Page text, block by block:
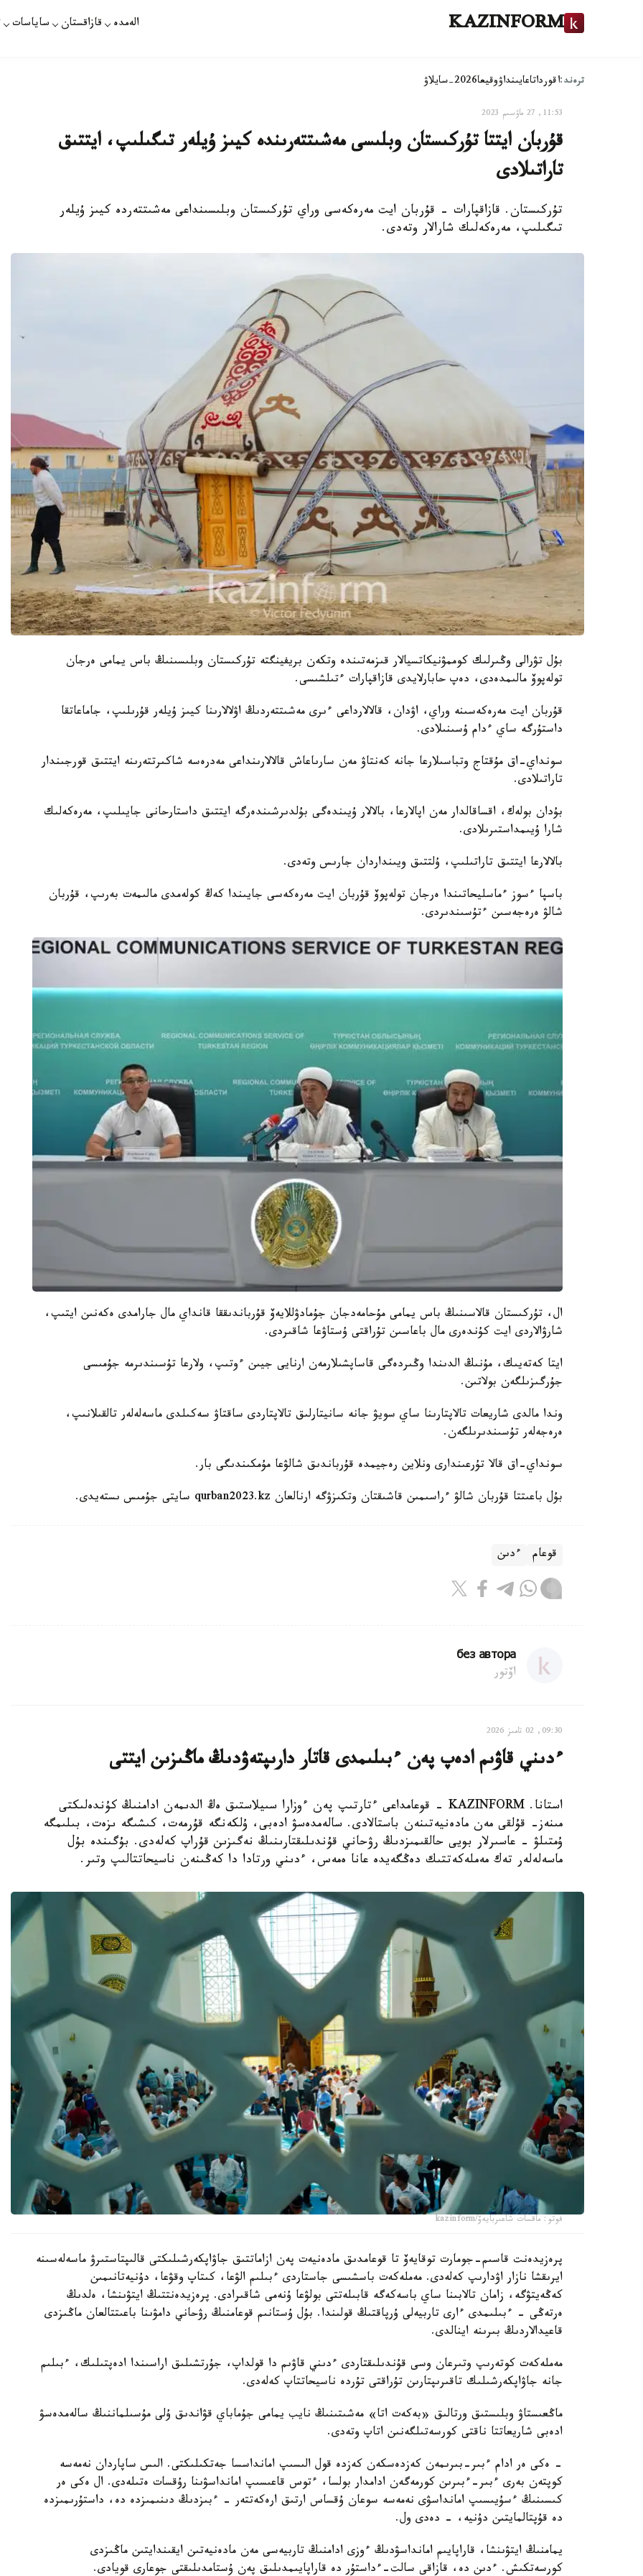
KAZINFORM الەمدە قازاقستان ساياسات
ترەند:اقورداتاعايىنداۋوقيعا2026-سايلاۋ
11:53, 27 ماۋسىم 2023
قۇربان ايتتا تۇركىستان وبلىسى مەشىتتەرىندە كيىز ۇيلەر تىگىلىپ، ايتتىق
تاراتىلادى
تۇركىستان. قازاقپارات - قۇربان ايت مەرەكەسى وراي تۇركىستان وبلىسىنداعى مەشىتتەردە كيىز ۇيلەر
تىگىلىپ، مەرەكەلىك شارالار وتەدى.
بۇل تۋرالى وڭىرلىك كوممۋنيكاتسيالار قىزمەتىندە وتكەن بريفينگتە تۇركىستان وبلىسىنىڭ باس يمامى ەرجان
تولەپوۆ مالىمدەدى، دەپ حابارلايدى قازاقپارات ءتىلشىسى.
قۇربان ايت مەرەكەسىنە وراي، اۋدان، قالالارداعى ءىرى مەشىتتەردىڭ اۋلالارىنا كيىز ۇيلەر قۇرىلىپ، جاماعاتقا
داستۇرگە ساي ءدام ۇسىنىلادى.
سونداي-اق مۇقتاج وتباسىلارعا جانە كەنتاۋ مەن سارىاعاش قالالارىنداعى مەدرەسە شاكىرتتەرىنە ايتتىق قورجىندار
تاراتىلادى.
بۇدان بولەك، اقساقالدار مەن اپالارعا، بالالار ۇيىندەگى بۇلدىرشىندەرگە ايتتىق داستارحانى جايىلىپ، مەرەكەلىك
شارا ۇيىمداستىرىلادى.
بالالارعا ايتتىق تاراتىلىپ، ۇلتتىق ويىنداردان جارىس وتەدى.
باسپا ءسوز ءماسليحاتىندا ەرجان تولەپوۆ قۇربان ايت مەرەكەسى جايىندا كەڭ كولەمدى مالىمەت بەرىپ، قۇربان
شالۋ ەرەجەسىن ءتۇسىندىردى.
ال، تۇركىستان قالاسىنىڭ باس يمامى مۇحامەدجان جۇمادۋللايەۆ قۇرباندىققا قانداي مال جارامدى ەكەنىن ايتىپ،
شارۋالاردى ايت كۇندەرى مال باعاسىن تۇراقتى ۇستاۋعا شاقىردى.
ايتا كەتەيىك، مۇنىڭ الدىندا وڭىردەگى قاساپشىلارمەن ارنايى جيىن ءوتىپ، ولارعا تۇسىندىرمە جۇمىسى
جۇرگىزىلگەن بولاتىن.
وندا مالدى شاريعات تالاپتارىنا ساي سويۋ جانە سانيتارلىق تالاپتاردى ساقتاۋ سەكىلدى ماسەلەلەر تالقىلانىپ،
ەرەجەلەر تۇسىندىرىلگەن.
سونداي-اق قالا تۇرعىندارى ونلاين رەجيمدە قۇرباندىق شالۋعا مۇمكىندىگى بار.
بۇل باعىتتا قۇربان شالۋ ءراسىمىن قاشىقتان وتكىزۋگە ارنالعان qurban2023.kz سايتى جۇمىس ىستەيدى.
قوعام ءدىن
без автора
اۆتور
09:30, 02 تامىز 2026
ءدىني قاۋىم ادەپ پەن ءبىلىمدى قاتار دارىپتەۋدىڭ ماڭىزىن ايتتى
استانا. KAZINFORM - قوعامداعى ءتارتىپ پەن ءوزارا سىيلاستىق ەڭ الدىمەن ادامنىڭ كۇندەلىكتى
مىنەز- قۇلقى مەن مادەنيەتىنەن باستالادى. سالەمدەسۋ ادەبى، ۇلكەنگە قۇرمەت، كىشىگە ىزەت، بىلىمگە
ۇمتىلۋ - عاسىرلار بويى حالقىمىزدىڭ رۋحاني قۇندىلىقتارىنىڭ نەگىزىن قۇراپ كەلەدى. بۇگىندە بۇل
ماسەلەلەر تەك مەملەكەتتىك دەڭگەيدە عانا ەمەس، ءدىني ورتادا دا كەڭىنەن ناسيحاتتالىپ وتىر.
فوتو: ماقسات شاعىربايەۆ/kazinform
پرەزيدەنت قاسىم-جومارت توقايەۆ تا قوعامدىق مادەنيەت پەن ازاماتتىق جاۋاپكەرشىلىكتى قالىپتاستىرۋ ماسەلەسىنە
ايرىقشا نازار اۋدارىپ كەلەدى. مەملەكەت باسشىسى جاستاردى ءبىلىم الۋعا، كىتاپ وقۋعا، دۇنيەتانىمىن
كەڭەيتۋگە، زامان تالابىنا ساي باسەكەگە قابىلەتتى بولۋعا ۇنەمى شاقىرادى. پرەزيدەنتتىڭ ايتۋىنشا، ەلدىڭ
ەرتەڭى - ءبىلىمدى ءارى تاربيەلى ۇرپاقتىڭ قولىندا. بۇل ۇستانىم قوعامنىڭ رۋحاني دامۋىنا باعىتتالعان ماڭىزدى
قاعيدالاردىڭ بىرىنە اينالدى.
مەملەكەت كوتەرىپ وتىرعان وسى قۇندىلىقتاردى ءدىني قاۋىم دا قولداپ، جۇرتشىلىق اراسىندا ادەپتىلىك، ءبىلىم
جانە جاۋاپكەرشىلىك تاقىرىپتارىن تۇراقتى تۇردە ناسيحاتتاپ كەلەدى.
ماڭعىستاۋ وبلىستىق ورتالىق «بەكەت اتا» مەشىتىنىڭ نايب يمامى جۇماباي قۋاندىق ۇلى مۇسىلماننىڭ سالەمدەسۋ
ادەبى شاريعاتتا ناقتى كورسەتىلگەنىن اتاپ وتەدى.
- ەكى ەر ادام ءبىر-بىرىمەن كەزدەسكەن كەزدە قول الىسىپ امانداسسا جەتكىلىكتى. الىس ساپاردان نەمەسە
كوپتەن بەرى ءبىر-ءبىرىن كورمەگەن ادامدار بولسا، ءتوس قاعىسىپ امانداسۋىنا رۇقسات ەتىلەدى. ال ەكى ەر
كىسىنىڭ ءسۇيىسىپ امانداسۋى نەمەسە سوعان ۇقساس ارتىق ارەكەتتەر - ءبىزدىڭ دىنىمىزدە دە، داستۇرىمىزدە
دە قۇپتالمايتىن دۇنيە، - دەدى ول.
يمامنىڭ ايتۋىنشا، قاراپايىم امانداسۋدىڭ ءوزى ادامنىڭ تاربيەسى مەن مادەنيەتىن ايقىندايتىن ماڭىزدى
كورسەتكىش. ءدىن دە، قازاقى سالت-ءداستۇر دە قاراپايىمدىلىق پەن ۇستامدىلىقتى جوعارى قويادى.